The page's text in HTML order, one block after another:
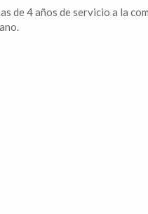
de 4 años de servicio a la